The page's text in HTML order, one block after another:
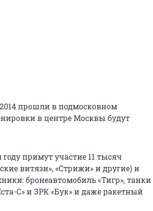
прошли в подмосковном
в центре Москвы будут
примут участие 11 тысяч
витязи», «Стрижи» и другие) и
бронеавтомобиль «Тигр», танки
С» и ЗРК «Бук» и даже ракетный